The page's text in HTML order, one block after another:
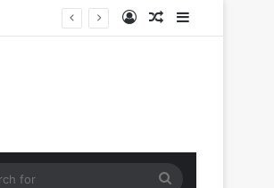
Log InRandom Article
Sidebar